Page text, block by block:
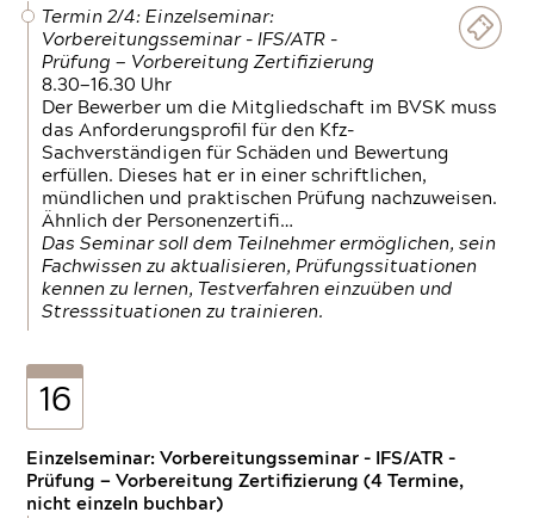
Termin 2/4: Einzelseminar:
Vorbereitungsseminar - IFS/ATR -
Prüfung — Vorbereitung Zertifizierung
8.30—16.30 Uhr
Der Bewerber um die Mitgliedschaft im BVSK muss
das Anforderungsprofil für den Kfz-
Sachverständigen für Schäden und Bewertung
erfüllen. Dieses hat er in einer schriftlichen,
mündlichen und praktischen Prüfung nachzuweisen.
Ähnlich der Personenzertifi…
Das Seminar soll dem Teilnehmer ermöglichen, sein
Fachwissen zu aktualisieren, Prüfungssituationen
kennen zu lernen, Testverfahren einzuüben und
Stresssituationen zu trainieren.
16
Einzelseminar: Vorbereitungsseminar - IFS/ATR -
Prüfung — Vorbereitung Zertifizierung (4 Termine,
nicht einzeln buchbar)